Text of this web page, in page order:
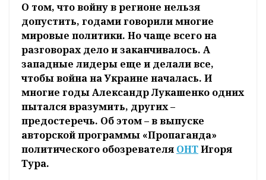
О том, что войну в регионе нельзя
допустить, годами говорили многие
мировые политики. Но чаще всего на
разговорах дело и заканчивалось. А
западные лидеры еще и делали все,
чтобы война на Украине началась. И
многие годы Александр Лукашенко одних
пытался вразумить, других –
предостеречь. Об этом – в выпуске
авторской программы «Пропаганда»
политического обозревателя ОНТИгоря
Тура.